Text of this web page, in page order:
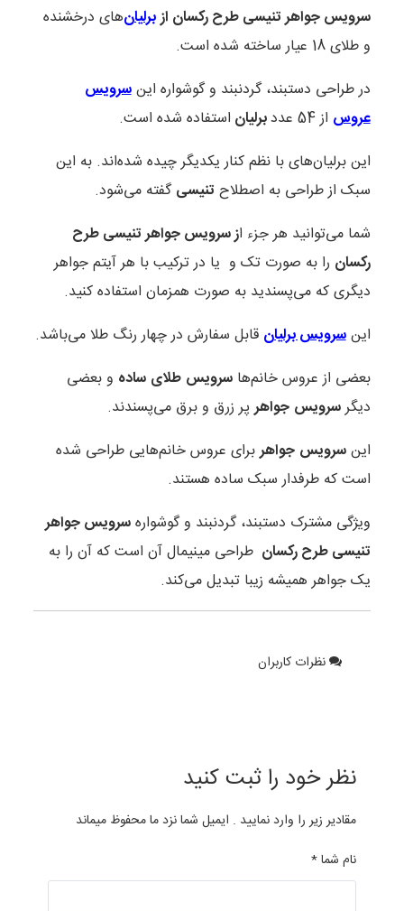
سرویس جواهر تنیسی طرح رکسان ازبرلیان‌های درخشنده
و طلای 18 عیار ساخته شده است.
در طراحی دستبند، گردنبند و گوشواره این سرویس
عروس از 54 عدد برلیان استفاده شده است.
این برلیان‌های با نظم کنار یکدیگر چیده شده‌اند. به این
سبک از طراحی به اصطلاح تنیسیگفته می‌شود.
شما می‌توانید هر جزء از سرویس جواهر تنیسی طرح
رکسان را به صورت تک و یا در ترکیب با هر آیتم جواهر
دیگری که می‌پسندید به صورت همزمان استفاده کنید.
این سرویس برلیان قابل سفارش در چهار رنگ طلا می‌باشد.
بعضی از عروس خانم‌هاسرویس طلای ساده و بعضی
دیگرسرویس جواهرپر زرق و برق می‌پسندند.
اینسرویس جواهربرای عروس خانم‌هایی طراحی شده
است که طرفدار سبک‌ ساده هستند.
ویژگی مشترک دستبند، گردنبند و گوشوارهسرویس جواهر
تنیسی طرح رکسان طراحی مینیمال آن است که آن را به
یک جواهر همیشه زیبا تبدیل می‌کند.
نظرات کاربران
نظر خود را ثبت کنید
مقادیر زیر را وارد نمایید . ایمیل شما نزد ما محفوظ میماند
نام شما *